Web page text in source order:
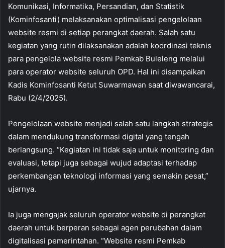
Komunikasi, Informatika, Persandian, dan Statistik
(Kominfosanti) melaksanakan optimalisasi pengelolaan
website resmi di setiap perangkat daerah. Salah satu
kegiatan yang rutin dilaksanakan adalah koordinasi teknis
para pengelola website resmi Pemkab Buleleng melalui
para operator website seluruh OPD. Hal ini disampaikan
Kadis Kominfosanti Ketut Suwarmawan saat diwawancarai,
Rabu (2/4/2025).
Pengelolaan website menjadi salah satu langkah strategis
dalam mendukung transformasi digital yang tengah
berlangsung. “Kegiatan ini tidak saja untuk monitoring dan
evaluasi, tetapi juga sebagai wujud adaptasi terhadap
perkembangan teknologi informasi yang semakin pesat,”
ujarnya.
Ia juga mengajak seluruh operator website di perangkat
daerah untuk berperan sebagai agen perubahan dalam
digitalisasi pemerintahan. “Website resmi Pemkab